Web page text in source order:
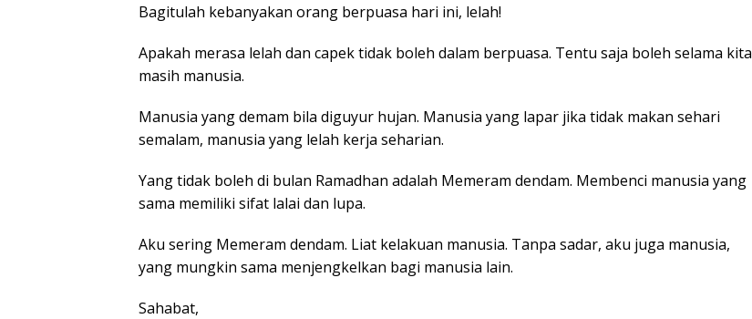
Bagitulah kebanyakan orang berpuasa hari ini, lelah!
Apakah merasa lelah dan capek tidak boleh dalam berpuasa. Tentu saja boleh selama kita
masih manusia.
Manusia yang demam bila diguyur hujan. Manusia yang lapar jika tidak makan sehari
semalam, manusia yang lelah kerja seharian.
Yang tidak boleh di bulan Ramadhan adalah Memeram dendam. Membenci manusia yang
sama memiliki sifat lalai dan lupa.
Aku sering Memeram dendam. Liat kelakuan manusia. Tanpa sadar, aku juga manusia,
yang mungkin sama menjengkelkan bagi manusia lain.
Sahabat,